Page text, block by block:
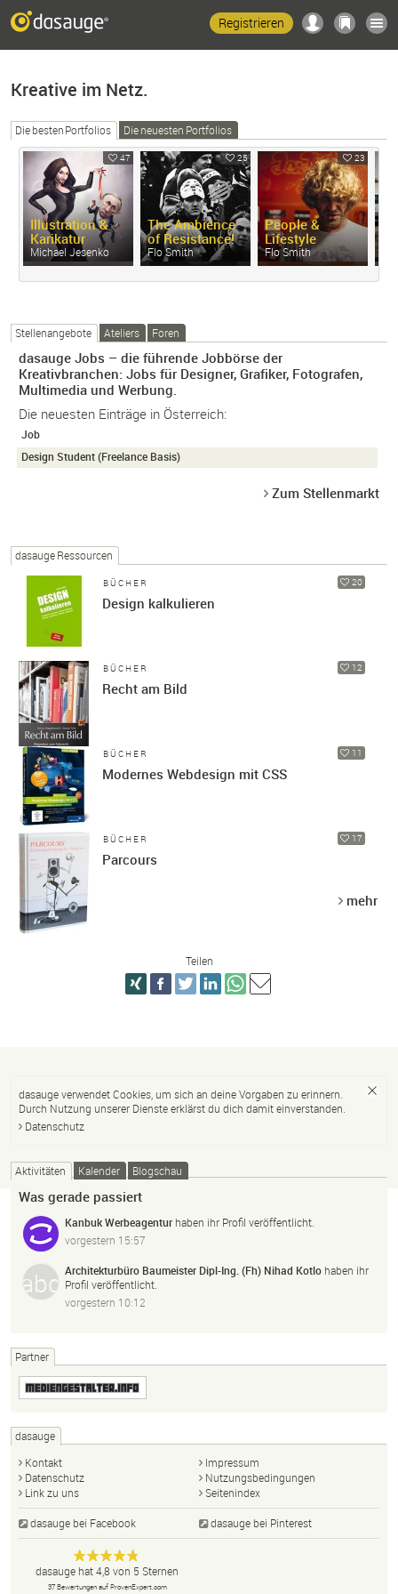
Registrieren
Kreative im Netz.
Die besten Portfolios Die neuesten Portfolios
47
Illustration &
Karikatur
Michael Jesenko
25
The Ambience
of Resistance!
Flo Smith
23
People &
Lifestyle
Flo Smith
Stellenangebote Ateliers Foren
dasauge Jobs – die führende Jobbörse der
Kreativbranchen: Jobs für Designer, Grafiker, Fotografen,
Multimedia und Werbung.
Die neuesten Einträge in Österreich:
Job
Design Student (Freelance Basis)
Zum Stellenmarkt
dasauge Ressourcen
20
BÜCHER
Design kalkulieren
12
BÜCHER
Recht am Bild
11
BÜCHER
Modernes Webdesign mit CSS
17
BÜCHER
Parcours
mehr
Teilen
dasauge verwendet Cookies, um sich an deine Vorgaben zu erinnern.
Durch Nutzung unserer Dienste erklärst du dich damit einverstanden.
Datenschutz
Aktivitäten Kalender Blogschau
Was gerade passiert
Kanbuk Werbeagentur haben ihr Profil veröffentlicht.
vorgestern 15:57
Architekturbüro Baumeister Dipl-Ing. (Fh) Nihad Kotlo haben ihr
Profil veröffentlicht.
vorgestern 10:12
Partner
dasauge
Kontakt
Impressum
Datenschutz
Nutzungsbedingungen
Link zu uns
Seitenindex
dasauge bei Facebook dasauge bei Pinterest
dasauge
Designer,
Fotografen,
Anonym
dasauge hat4,8 von 5 Sternen
37Bewertungen auf ProvenExpert.com